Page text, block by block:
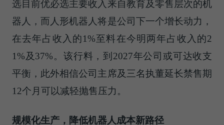
选目前优必选主要收入来自教育及零售层次的机
器人，而人形机器人将是公司下一个增长动力，
在去年占收入的1%至料在今明两年占收入的2
1%及37%。该行料，到2027年公司或可达收支
平衡，此外相信公司主席及三名执董延长禁售期
12个月可以减轻抛售压力。
规模化生产，降低机器人成本新路径